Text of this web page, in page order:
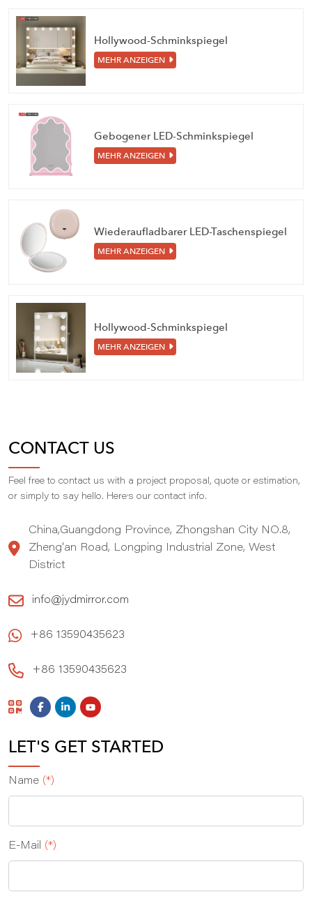
Hollywood-Schminkspiegel
MEHR ANZEIGEN
Gebogener LED-Schminkspiegel
MEHR ANZEIGEN
Wiederaufladbarer LED-Taschenspiegel
MEHR ANZEIGEN
Hollywood-Schminkspiegel
MEHR ANZEIGEN
CONTACT US
Feel free to contact us with a project proposal, quote or estimation,
or simply to say hello. Here,s our contact info.
China,Guangdong Province, Zhongshan City NO.8,
Zheng'an Road, Longping Industrial Zone, West
District
info@jydmirror.com
+86 13590435623
+86 13590435623
LET'S GET STARTED
Name (*)
E‑Mail (*)